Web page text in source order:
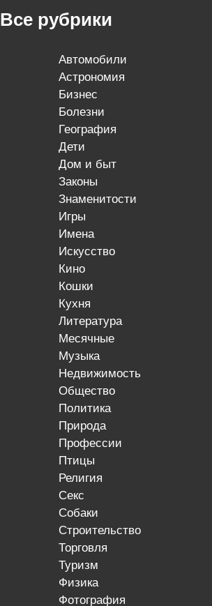
Все рубрики
автомобили
астрономия
бизнес
болезни
география
дети
дом и быт
законы
знаменитости
игры
имена
искусство
кино
кошки
кухня
литература
месячные
музыка
недвижимость
общество
политика
природа
профессии
птицы
религия
секс
собаки
строительство
торговля
туризм
физика
фотография